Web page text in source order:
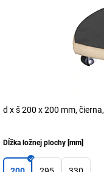
d x š 200 x 200 mm,
Dĺžka ložnej plochy [mm]